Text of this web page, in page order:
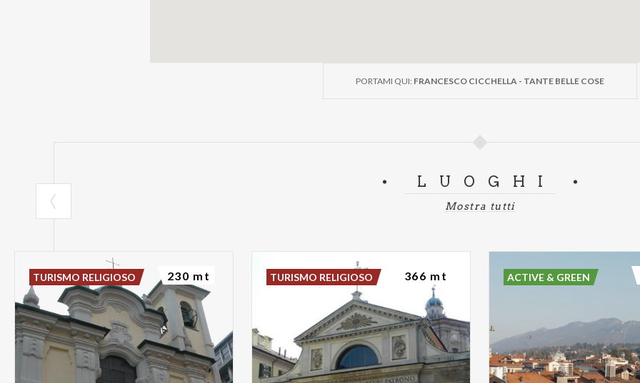
PORTAMI QUI: FRANCESCO CICCHELLA - TANTE BELLE COSE
LUOGHI
Mostra tutti
TURISMO RELIGIOSO 230 mt TURISMO RELIGIOSO 366 mt ACTIVE & GREEN